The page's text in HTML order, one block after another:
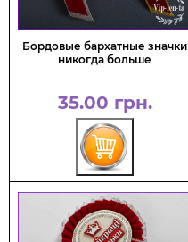
Бордовые бархатные значки
никогда больше
35.00 грн.